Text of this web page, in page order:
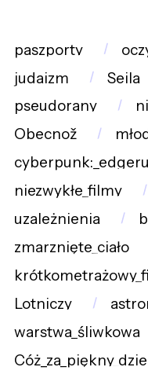
paszporty
judaizm
Seila
pseudorany
Obecnož
niezwykłe_filmy
uzależnienia
zmarznięte_ciało
Lotniczy
warstwa_śliwkowa